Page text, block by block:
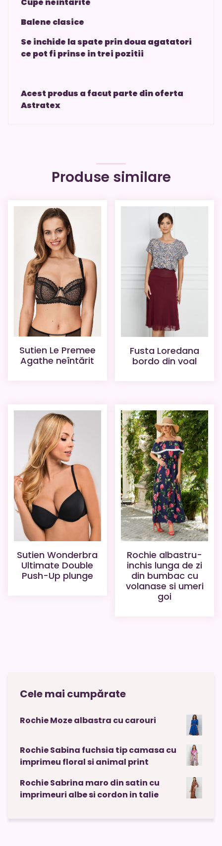
Balene clasice
Se inchide la spate prin doua agatatori
ce pot fi prinse in trei pozitii
Acest produs a facut parte din oferta
Astratex
Produse similare
Sutien Le Premee
Agathe neîntărit
Fusta Loredana
bordo din voal
Sutien Wonderbra
Ultimate Double
Push-Up plunge
Rochie albastru-
inchis lunga de zi
din bumbac cu
volanase si umeri
goi
Cele mai cumpărate
Rochie Moze albastra cu carouri
Rochie Sabina fuchsia tip camasa cu
imprimeu floral si animal print
Rochie Sabrina maro din satin cu
imprimeuri albe si cordon in talie